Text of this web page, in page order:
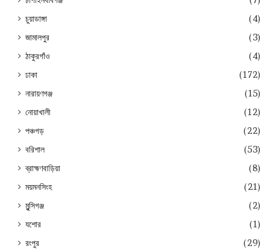
চুয়াডাঙ্গা
(4)
জামালপুর
(3)
ঠাকুরগাঁও
(4)
ঢাকা
(172)
নারায়ণগঞ্জ
(15)
নোয়াখালী
(12)
পঞ্চগড়
(22)
বরিশাল
(53)
ব্রাহ্মণবাড়িয়া
(8)
ময়মনসিংহ
(21)
মুন্সিগঞ্জ
(2)
যশোর
(1)
রংপুর
(29)